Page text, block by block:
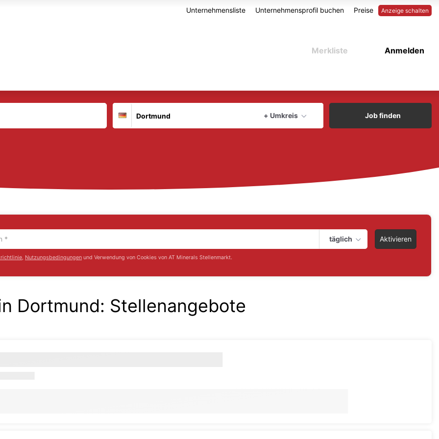
Anzeige schalten
Unternehmensliste Unternehmensprofil buchen Preise
Anmelden
Merkliste
Deutschland
+ Umkreis
aktuellen Ort verwenden
Job finden
täglich Aktivieren
, Nutzungsbedingungen und Verwendung von Cookies von AT Minerals Stellenmarkt.
Dortmund: Stellenangebote